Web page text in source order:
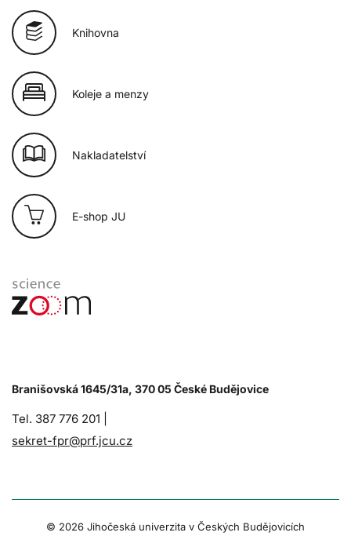
Knihovna
Koleje a menzy
Nakladatelství
E-shop JU
Branišovská 1645/31a, 370 05 České Budějovice
Tel. 387 776 201 |
sekret-fpr@prf.jcu.cz
© 2026 Jihočeská univerzita v Českých Budějovicích